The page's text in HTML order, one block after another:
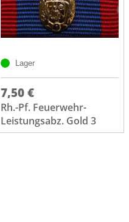
Lager
7,50 €
Rh.-Pf. Feuerwehr-
Leistungsabz. Gold 3